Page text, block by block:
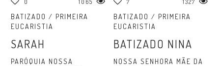
0 1065
BATIZADO / PRIMEIRA
EUCARISTIA
SARAH
PARÓQUIA NOSSA
7 1327
BATIZADO / PRIMEIRA
EUCARISTIA
BATIZADO NINA
NOSSA SENHORA MÃE DA